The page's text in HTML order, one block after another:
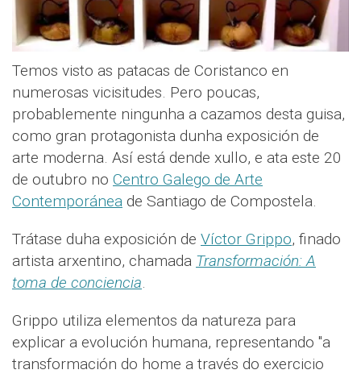
Temos visto as patacas de Coristanco en
numerosas vicisitudes. Pero poucas,
probablemente ningunha a cazamos desta guisa,
como gran protagonista dunha exposición de
arte moderna. Así está dende xullo, e ata este 20
de outubro no Centro Galego de Arte
Contemporánea de Santiago de Compostela.
Trátase duha exposición de Víctor Grippo, finado
artista arxentino, chamada Transformación: A
toma de conciencia
Grippo utiliza elementos da natureza para
explicar a evolución humana, representando "a
transformación do home a través do exercicio